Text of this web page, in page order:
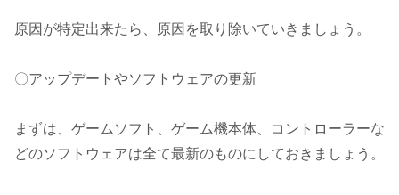
原因が特定出来たら、原因を取り除いていきましょう。
〇アップデートやソフトウェアの更新
まずは、ゲームソフト、ゲーム機本体、コントローラーな
どのソフトウェアは全て最新のものにしておきましょう。